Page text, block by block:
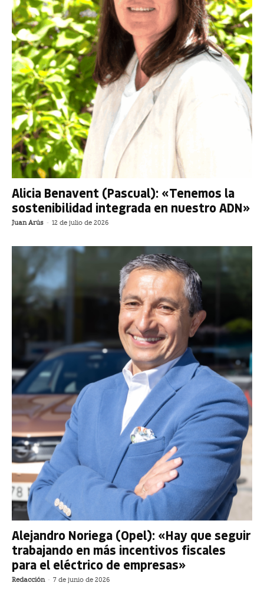
Alicia Benavent (Pascual): «Tenemos la
sostenibilidad integrada en nuestro ADN»
Juan Arús - 12 de julio de 2026
Alejandro Noriega (Opel): «Hay que seguir
trabajando en más incentivos fiscales
para el eléctrico de empresas»
Redacción - 7 de junio de 2026